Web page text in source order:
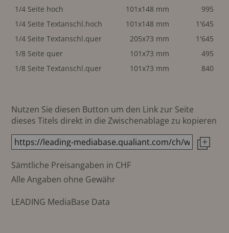
1/4 Seite hoch
101x148 mm
995
1/4 Seite Textanschl.hoch
101x148 mm
1'645
1/4 Seite Textanschl.quer
205x73 mm
1'645
1/8 Seite quer
101x73 mm
495
1/8 Seite Textanschl.quer
101x73 mm 840
Nutzen Sie diesen Button um den Link zur Seite
dieses Titels direkt in die Zwischenablage zu kopieren
Sämtliche Preisangaben in CHF
Alle Angaben ohne Gewähr
LEADING MediaBase Data